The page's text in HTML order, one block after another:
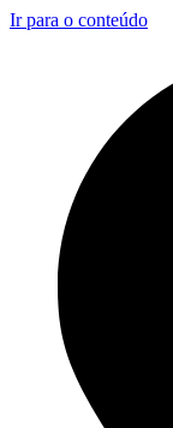
Ir para o conteúdo